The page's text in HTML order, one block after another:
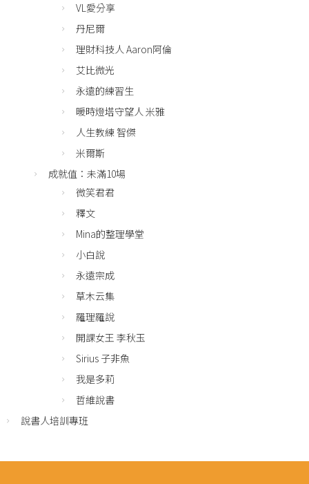
VL愛分享
丹尼爾
理財科技人 Aaron阿倫
艾比微光
永遠的練習生
暖時燈塔守望人 米雅
人生教練 智傑
米爾斯
成就值：未滿10場
微笑君君
釋文
Mina的整理學堂
小白說
永遠宗成
草木云集
羅理羅說
開課女王 李秋玉
Sirius 子非魚
我是多莉
哲維說書
說書人培訓專班